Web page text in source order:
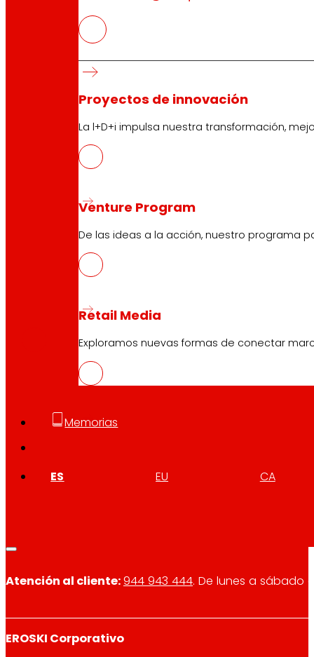
Proyectos de innovación
La l+D+i impulsa nuestra transformación,
Venture Program
De las ideas a la acción, nuestro programa
Retail Media
Exploramos nuevas formas de conectar
Memorias
ES EU CA
Atención al cliente:944 943 444. De lunes a sábado
EROSKI Corporativo